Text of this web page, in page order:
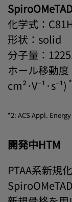
化学式：
形状：solid
分子量：
ホール移動
cm²·V⁻¹·s⁻¹)
*2: ACS Appl.
開発中HTM
PTAA系新規